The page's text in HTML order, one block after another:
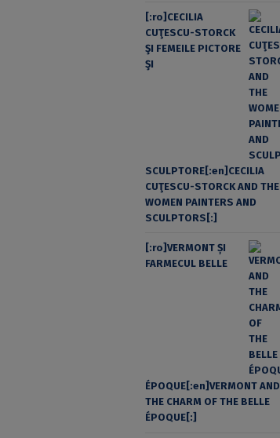
[:ro]CECILIA
CUŢESCU-STORCK
ŞI FEMEILE PICTORE
ŞI
SCULPTORE[:en]CECILIA
CUŢESCU-STORCK AND THE
WOMEN PAINTERS AND
SCULPTORS[:]
[:ro]VERMONT ȘI
FARMECUL BELLE
ÉPOQUE[:en]VERMONT AND
THE CHARM OF THE BELLE
ÉPOQUE[:]